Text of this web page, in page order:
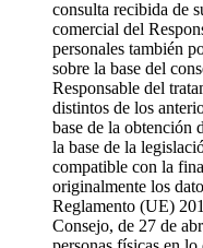
consulta recibida de
comercial del
personales también
sobre la base del
Responsable del
distintos de los
base de la obtención
la base de la
compatible con la
originalmente los
Reglamento (UE)
Consejo, de 27 de